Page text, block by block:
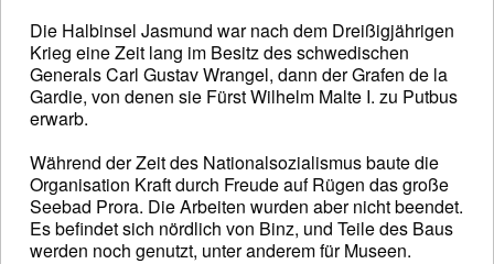
Die Halbinsel Jasmund war nach dem Dreißigjährigen
Krieg eine Zeit lang im Besitz des schwedischen
Generals Carl Gustav Wrangel, dann der Grafen de la
Gardie, von denen sie Fürst Wilhelm Malte I. zu Putbus
erwarb.
Während der Zeit des Nationalsozialismus baute die
Organisation Kraft durch Freude auf Rügen das große
Seebad Prora. Die Arbeiten wurden aber nicht beendet.
Es befindet sich nördlich von Binz, und Teile des Baus
werden noch genutzt, unter anderem für Museen.